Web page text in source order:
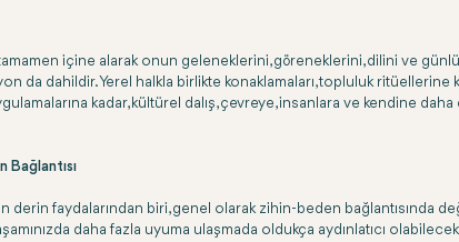
tamamen içine alarak onun geleneklerini, göreneklerini, dilini ve
da dahildir. Yerel halkla birlikte konaklamaları, topluluk
kadar, kültürel dalış, çevreye, insanlara ve kendine daha
Bağlantısı
derin faydalarından biri, genel olarak zihin-beden bağlantısında
yaşamınızda daha fazla uyuma ulaşmada oldukça aydınlatıcı